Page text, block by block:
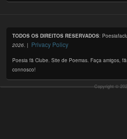
TODOS OS DIREITOS RESERVADOS:
2026 . | Privacy Policy
Poesia fã Clube. Site de Poemas. Faça amigos,
connosco!
Copyright ©